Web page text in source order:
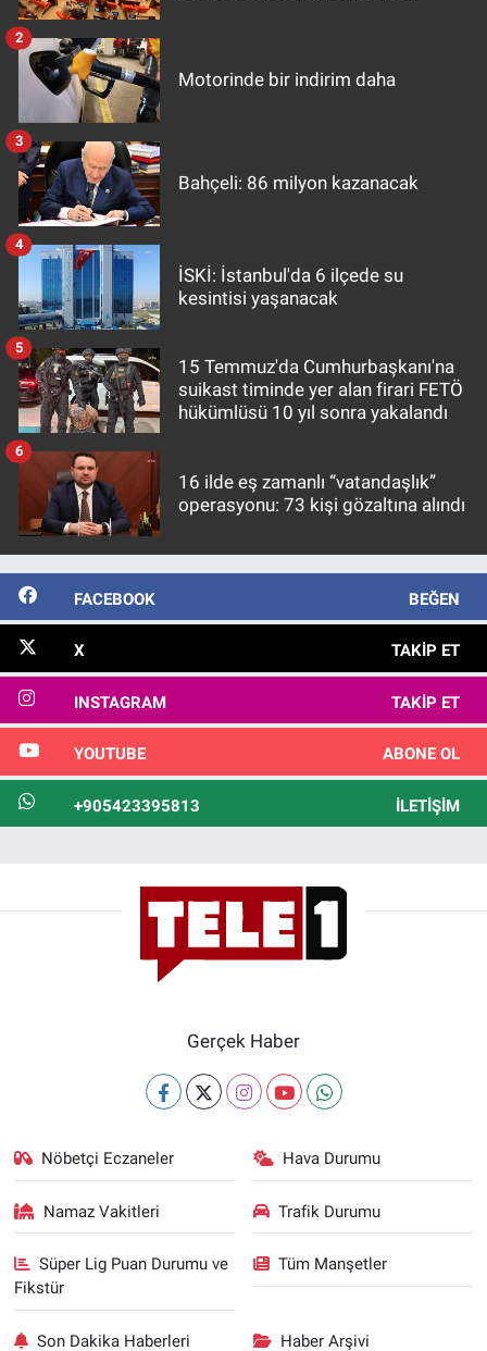
Motorinde bir indirim daha
2
Bahçeli: 86 milyon kazanacak
3
İSKİ: İstanbul'da 6 ilçede su
kesintisi yaşanacak
4
15 Temmuz'da Cumhurbaşkanı'na
suikast timinde yer alan firari FETÖ
hükümlüsü 10 yıl sonra yakalandı
5
16 ilde eş zamanlı “vatandaşlık”
operasyonu: 73 kişi gözaltına alındı
6
FACEBOOK BEĞEN
X TAKIP ET
INSTAGRAM TAKIP ET
YOUTUBE ABONE OL
+905423395813 İLETIŞIM
Gerçek Haber
Nöbetçi Eczaneler Hava Durumu
Namaz Vakitleri Trafik Durumu
Süper Lig Puan Durumu ve
Fikstür
Tüm Manşetler
Son Dakika Haberleri Haber Arşivi